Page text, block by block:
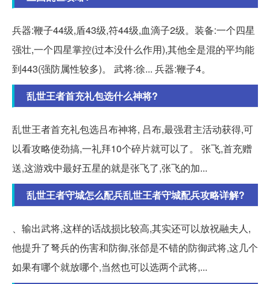
兵器:鞭子44级,盾43级,符44级,血滴子2级。装备:一个四星
强壮,一个四星掌控(过本没什么作用),其他全是混的平均能
到443(强防属性较多)。 武将:徐... 兵器:鞭子4。
乱世王者首充礼包选什么神将?
乱世王者首充礼包选吕布神将, 吕布,最强君主活动获得,可
以看攻略使劲搞,一礼拜10个碎片就可以了。 张飞,首充赠
送,这游戏中最好五星的就是张飞了,张飞的加...
乱世王者守城怎么配兵乱世王者守城配兵攻略详解?
、输出武将,这样的话战损比较高,其实还可以放祝融夫人,
他提升了弩兵的伤害和防御,张郃是不错的防御武将,这几个
如果有哪个就放哪个,当然也可以选两个武将,...